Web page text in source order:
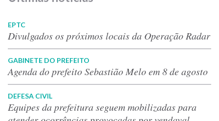
EPTC
Divulgados os próximos locais da Operação Radar
GABINETE DO PREFEITO
Agenda do prefeito Sebastião Melo em 8 de agosto
DEFESA CIVIL
Equipes da prefeitura seguem mobilizadas para